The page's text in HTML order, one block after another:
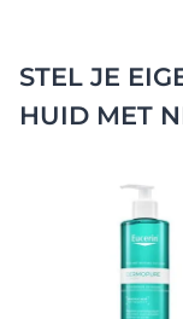
STEL JE
HUID MET